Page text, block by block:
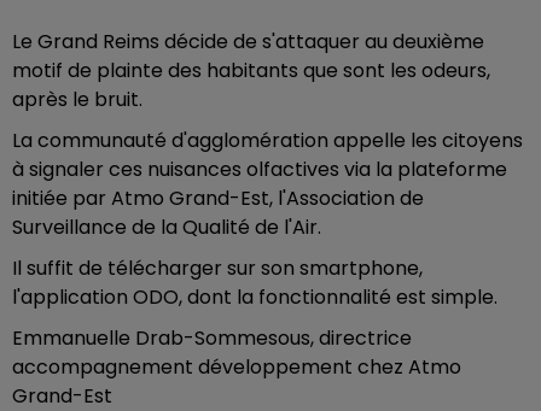
Le Grand Reims décide de s'attaquer au deuxième
motif de plainte des habitants que sont les odeurs,
après le bruit.
La communauté d'agglomération appelle les citoyens
à signaler ces nuisances olfactives via la plateforme
initiée par Atmo Grand-Est, l'Association de
Surveillance de la Qualité de l'Air.
Il suffit de télécharger sur son smartphone,
l'application ODO, dont la fonctionnalité est simple.
Emmanuelle Drab-Sommesous, directrice
accompagnement développement chez Atmo
Grand-Est